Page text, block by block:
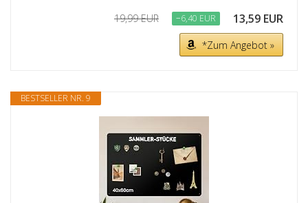
19,99 EUR −6,40 EUR 13,59 EUR
*Zum Angebot »
BESTSELLER NR. 9